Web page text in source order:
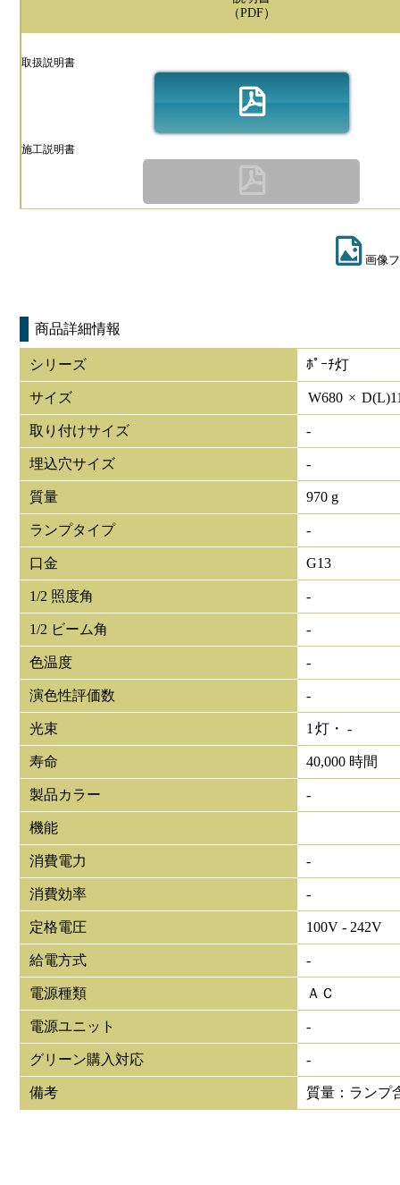
（PDF）
取扱説明書
施工説明書
画像
商品詳細情報
シリーズ ﾎﾟｰﾁ灯
サイズ W680 × D(L)
取り付けサイズ -
埋込穴サイズ -
質量 970 g
ランプタイプ -
口金 G13
1/2 照度角 -
1/2 ビーム角 -
色温度 -
演色性評価数 -
光束 1 灯・ -
寿命 40,000 時間
製品カラー -
機能
消費電力 -
消費効率 -
定格電圧 100V - 242V
給電方式 -
電源種類 ＡＣ
電源ユニット -
グリーン購入対応 -
備考 質量：ランプ